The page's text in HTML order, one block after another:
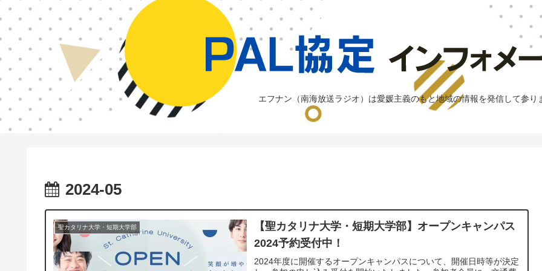
エフナン（南海放送ラジオ）は愛媛主義のもと地域の情報を発信して参り
2024-05
聖カタリナ大学・短期大学部
【聖カタリナ大学・短期大学部】オープンキャンパス
2024予約受付中！
2024年度に開催するオープンキャンパスについて、開催日時等が決定